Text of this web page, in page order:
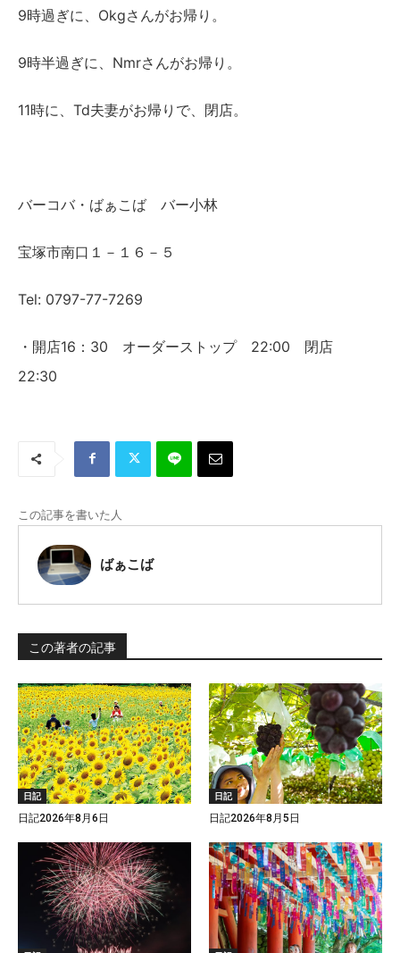
9時過ぎに、Okgさんがお帰り。
9時半過ぎに、Nmrさんがお帰り。
11時に、Td夫妻がお帰りで、閉店。
バーコバ・ばぁこば バー小林
宝塚市南口１－１６－５
Tel: 0797-77-7269
・開店16：30 オーダーストップ 22:00 閉店
22:30
この記事を書いた人
ばぁこば
この著者の記事
日記
日記2026年8月6日
日記
日記2026年8月5日